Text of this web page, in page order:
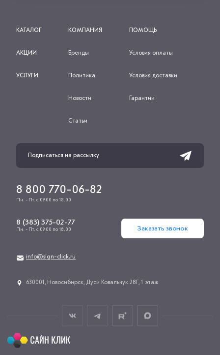
КАТАЛОГ
АКЦИИ
УСЛУГИ
КОМПАНИЯ
Бренды
Политика
Новости
Статьи
ПОМОЩЬ
Условия оплаты
Условия доставки
Гарантии
8 800 770-06-82
Пн. - Пт. с 09.00 по 18.00
8 (383) 375-02-77
Пн. - Пт. с 09.00 по 18.00 Заказать звонок
info@sign-click.ru
​630001, Новосибирск, Дуси Ковальчук 28Г, 1 этаж